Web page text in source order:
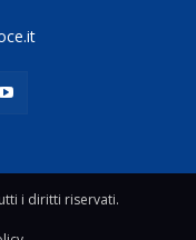
i diritti riservati.